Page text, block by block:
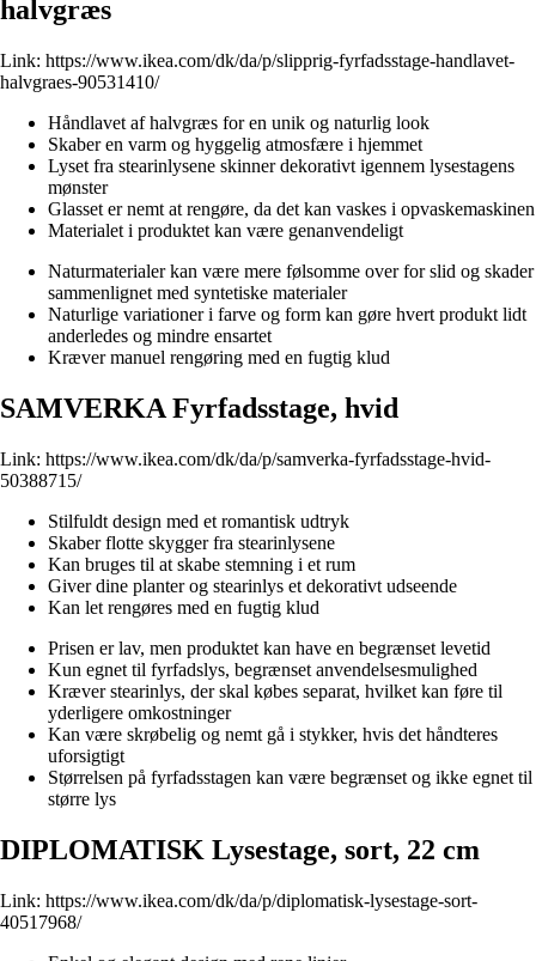
halvgræs
Link: https://www.ikea.com/dk/da/p/slipprig-fyrfadsstage-handlavet-
halvgraes-90531410/
Håndlavet af halvgræs for en unik og naturlig look
Skaber en varm og hyggelig atmosfære i hjemmet
Lyset fra stearinlysene skinner dekorativt igennem lysestagens
mønster
Glasset er nemt at rengøre, da det kan vaskes i opvaskemaskinen
Materialet i produktet kan være genanvendeligt
Naturmaterialer kan være mere følsomme over for slid og skader
sammenlignet med syntetiske materialer
Naturlige variationer i farve og form kan gøre hvert produkt lidt
anderledes og mindre ensartet
Kræver manuel rengøring med en fugtig klud
SAMVERKA Fyrfadsstage, hvid
Link: https://www.ikea.com/dk/da/p/samverka-fyrfadsstage-hvid-
50388715/
Stilfuldt design med et romantisk udtryk
Skaber flotte skygger fra stearinlysene
Kan bruges til at skabe stemning i et rum
Giver dine planter og stearinlys et dekorativt udseende
Kan let rengøres med en fugtig klud
Prisen er lav, men produktet kan have en begrænset levetid
Kun egnet til fyrfadslys, begrænset anvendelsesmulighed
Kræver stearinlys, der skal købes separat, hvilket kan føre til
yderligere omkostninger
Kan være skrøbelig og nemt gå i stykker, hvis det håndteres
uforsigtigt
Størrelsen på fyrfadsstagen kan være begrænset og ikke egnet til
større lys
DIPLOMATISK Lysestage, sort, 22 cm
Link: https://www.ikea.com/dk/da/p/diplomatisk-lysestage-sort-
40517968/